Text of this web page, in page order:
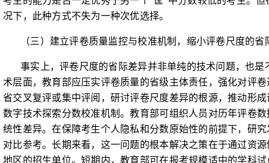
况下，此种方式不失为一种次优选择。
（三）建立评卷质量监控与校准机制，缩小评卷尺度的省
事实上，评卷尺度的省际差异并非单纯的技术问题，也
术层面，教育部应压实评卷质量的省级主体责任，强化对评
省交叉复评或集中评阅，研讨评卷尺度差异的根源，推动形
数字技术探索分数校准机制。教育部可组织人员对历年评卷
统性差异。在保障考生个人隐私和分数原始性的前提下，研
对比参考。长期来看，这一问题的根本解决之策在于通过资
地区的招生单位。短期内，教育部可在报考规模适中的学科